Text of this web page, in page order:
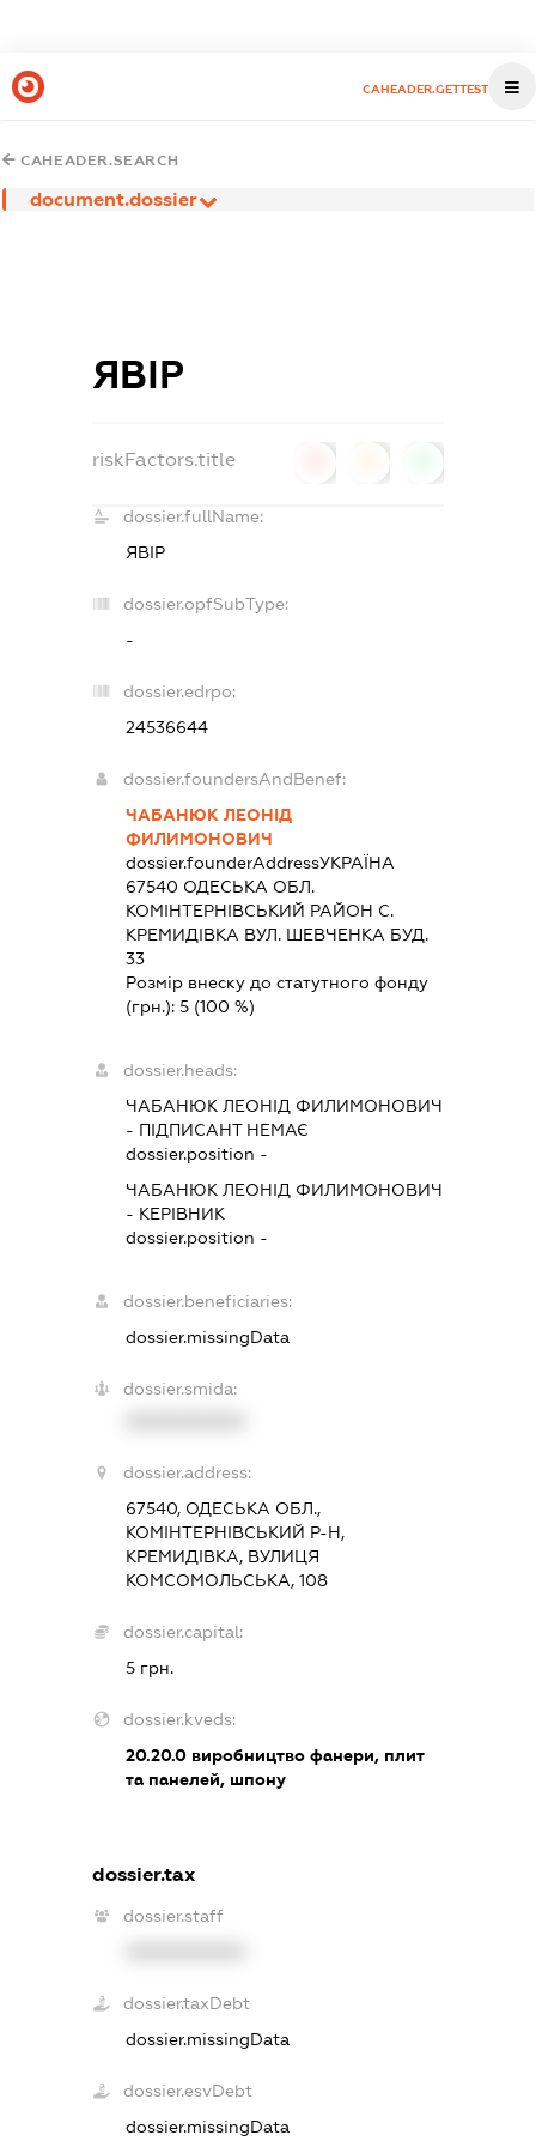
CAHEADER.GETTEST
CAHEADER.SEARCH
document.dossier
ЯВІР
riskFactors.title
dossier.fullName:
ЯВІР
dossier.opfSubType:
-
dossier.edrpo:
24536644
dossier.foundersAndBenef:
ЧАБАНЮК ЛЕОНІД
ФИЛИМОНОВИЧ
dossier.founderAddressУКРАЇНА
67540 ОДЕСЬКА ОБЛ.
КОМIНТЕРНIВСЬКИЙ РАЙОН С.
КРЕМИДІВКА ВУЛ. ШЕВЧЕНКА БУД.
33
Розмір внеску до статутного фонду
(грн.):5 (100 %)
dossier.heads:
ЧАБАНЮК ЛЕОНІД ФИЛИМОНОВИЧ
- ПІДПИСАНТНЕМАЄ
dossier.position -
ЧАБАНЮК ЛЕОНІД ФИЛИМОНОВИЧ
- КЕРІВНИК
dossier.position -
dossier.beneficiaries:
dossier.missingData
dossier.smida:
dossier.address:
67540, ОДЕСЬКА ОБЛ.,
КОМІНТЕРНІВСЬКИЙ Р-Н,
КРЕМИДІВКА, ВУЛИЦЯ
КОМСОМОЛЬСЬКА, 108
dossier.capital:
5 грн.
dossier.kveds:
20.20.0 виробництво фанери, плит
та панелей, шпону
dossier.tax
dossier.staff
dossier.taxDebt
dossier.missingData
dossier.esvDebt
dossier.missingData